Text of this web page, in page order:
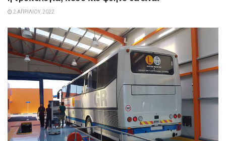
2 ΑΠΡΙΛΊΟΥ, 2022